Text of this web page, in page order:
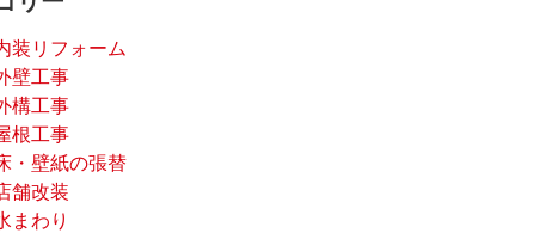
装リフォーム
壁工事
構工事
根工事
・壁紙の張替
舗改装
まわり